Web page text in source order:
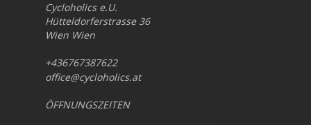
Cycloholics e.U.
Hütteldorferstrasse 36
Wien Wien
+436767387622
office@cycloholics.at
ÖFFNUNGSZEITEN